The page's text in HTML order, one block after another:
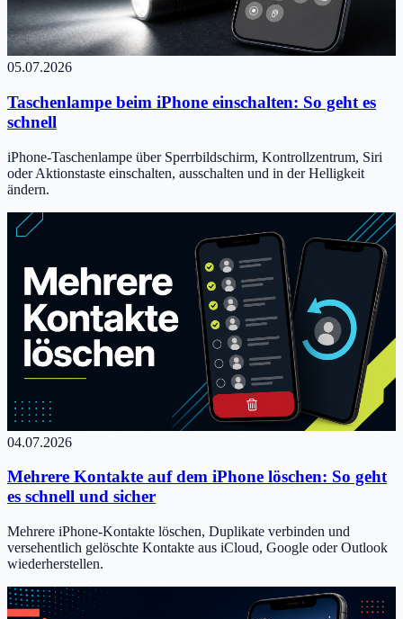
05.07.2026
Taschenlampe beim iPhone einschalten: So geht es
schnell
iPhone-Taschenlampe über Sperrbildschirm, Kontrollzentrum, Siri
oder Aktionstaste einschalten, ausschalten und in der Helligkeit
ändern.
04.07.2026
Mehrere Kontakte auf dem iPhone löschen: So geht
es schnell und sicher
Mehrere iPhone-Kontakte löschen, Duplikate verbinden und
versehentlich gelöschte Kontakte aus iCloud, Google oder Outlook
wiederherstellen.